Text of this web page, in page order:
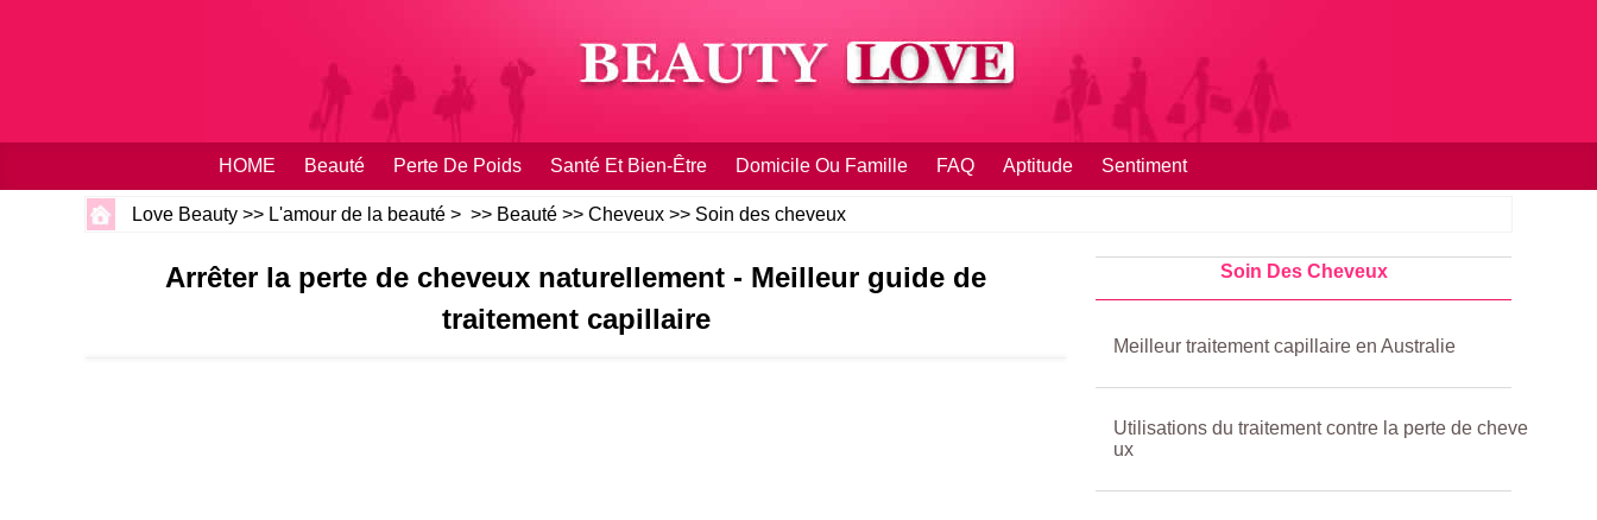
HOME Beauté Perte De Poids Santé Et Bien-Être Domicile Ou Famille FAQ Aptitude Sentiment
Love Beauty >> L'amour de la beauté > >> Beauté >> Cheveux >> Soin des cheveux
Arrêter la perte de cheveux naturellement - Meilleur guide de
traitement capillaire
Soin Des Cheveux
Meilleur traitement capillaire en Australie
Utilisations du traitement contre la perte de cheve
ux